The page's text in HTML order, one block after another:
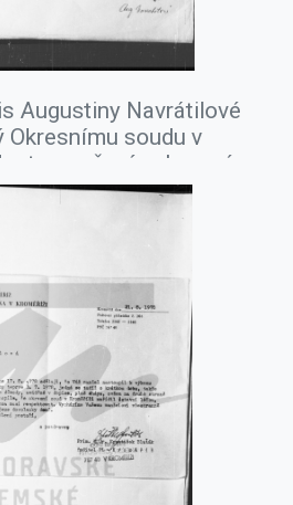
Augustiny Navrátilové
Okresnímu soudu v
o zrušení ochranné
léčby jejího
Navrátila, srpen